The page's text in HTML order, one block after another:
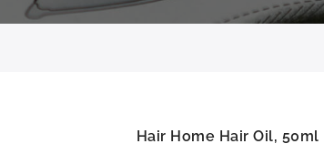
Hair Home Hair Oil, 50ml